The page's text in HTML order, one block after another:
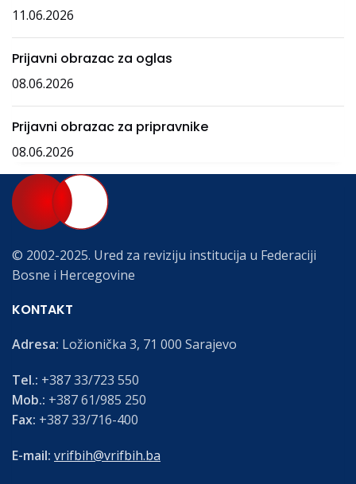
11.06.2026
Prijavni obrazac za oglas
08.06.2026
Prijavni obrazac za pripravnike
08.06.2026
© 2002-2025. Ured za reviziju institucija u Federaciji
Bosne i Hercegovine
KONTAKT
Adresa: Ložionička 3, 71 000 Sarajevo
Tel.: +387 33/723 550
Mob.: +387 61/985 250
Fax: +387 33/716-400
E-mail: vrifbih@vrifbih.ba